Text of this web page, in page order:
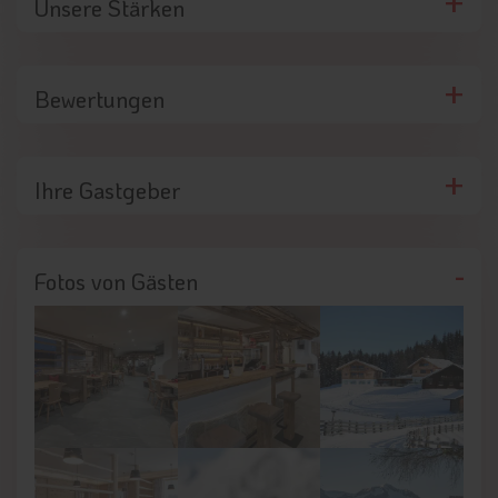
Unsere Stärken
Bewertungen
Ihre Gastgeber
Fotos von Gästen